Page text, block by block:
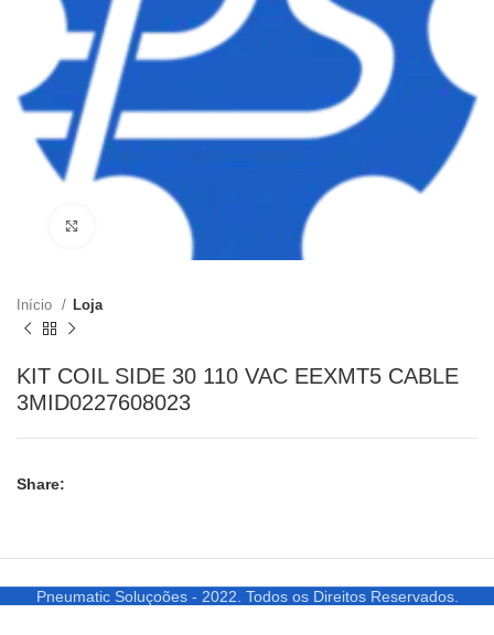
Clique para ampliar
Início Loja
KIT COIL SIDE 30 110 VAC EEXMT5 CABLE
3MID0227608023
Share:
Pneumatic Soluçoões - 2022. Todos os Direitos Reservados.